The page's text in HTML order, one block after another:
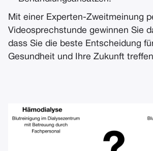
Mit einer Experten-Zweitmeinung
Videosprechstunde gewinnen Sie
dass Sie die beste Entscheidung
Gesundheit und Ihre Zukunft